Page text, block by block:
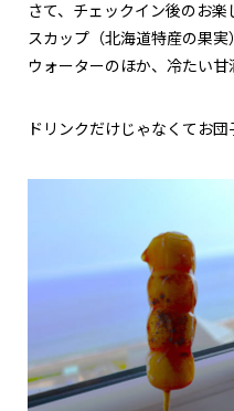
さて、チェックイン後のお
スカップ（北海道特産の果
ウォーターのほか、冷たい甘
ドリンクだけじゃなくてお団